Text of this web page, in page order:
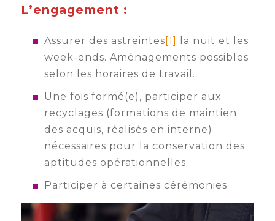
L’engagement :
Assurer des astreintes [1]
la nuit et les
week-ends. Aménagements possibles
selon les horaires de travail.
Une fois formé(e), participer aux
recyclages (formations de maintien
des acquis, réalisés en interne)
nécessaires pour la conservation des
aptitudes opérationnelles.
Participer à certaines cérémonies.